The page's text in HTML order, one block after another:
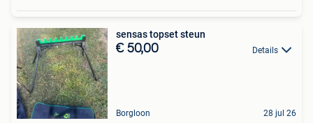
sensas topset steun
€ 50,00 Details
Borgloon 28 jul 26